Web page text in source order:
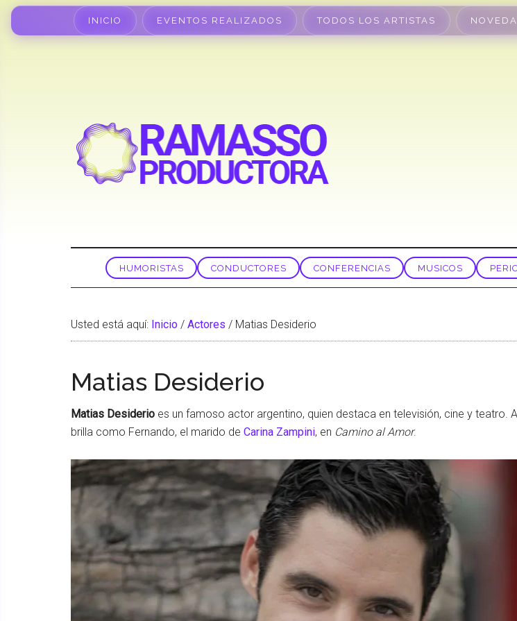
INICIO EVENTOS REALIZADOS TODOS LOS ARTISTAS
HUMORISTAS CONDUCTORES CONFERENCIAS MUSICOS
Usted está aquí: Inicio / Actores / Matias Desiderio
Matias Desiderio
Matias Desiderio es un famoso actor argentino, quien destaca en televisión, cine y teatro.
brilla como Fernando, el marido de Carina Zampini, en Camino al Amor.